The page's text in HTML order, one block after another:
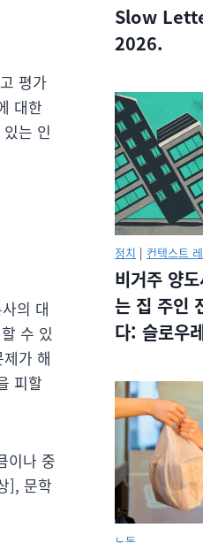
평가
대한
는 인
의 대
수 있
가 해
피할
이나 중
], 문학
Slow
2026.
정치 | 컨텍스트
비거주 양
는 집 주인
다: 슬로우